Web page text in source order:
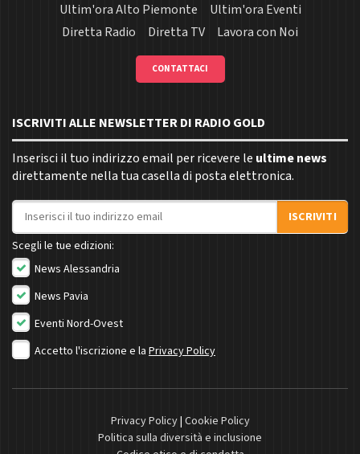
Ultim'ora Alto Piemonte
Ultim'ora Eventi
Diretta Radio
Diretta TV Lavora con Noi
CONTATTACI
ISCRIVITI ALLE NEWSLETTER DI RADIO GOLD
Inserisci il tuo indirizzo email per ricevere le ultime news
direttamente nella tua casella di posta elettronica.
Indirizzo email
ISCRIVITI
Scegli le tue edizioni:
News Alessandria
News Pavia
Eventi Nord-Ovest
Accetto l'iscrizione e la Privacy Policy
Privacy Policy| Cookie Policy
Politica sulla diversità e inclusione